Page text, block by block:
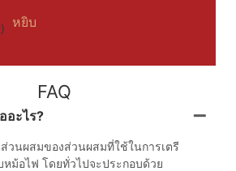
หยิบ
FAQ
อะไร?
วนผสมของส่วนผสมที่ใช้ในการเตรี
ม้อไฟ โดยทั่วไปจะประกอบด้วย